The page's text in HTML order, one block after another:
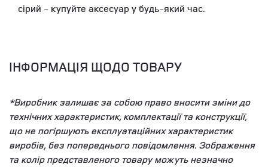
сірий - купуйте аксесуар у будь-який час.
ІНФОРМАЦІЯ ЩОДО ТОВАРУ
*Виробник залишає за собою право вносити зміни до
технічних характеристик, комплектації та конструкції,
що не погіршують експлуатаційних характеристик
виробів, без попереднього повідомлення. Зображення
та колір представленого товару можуть незначно